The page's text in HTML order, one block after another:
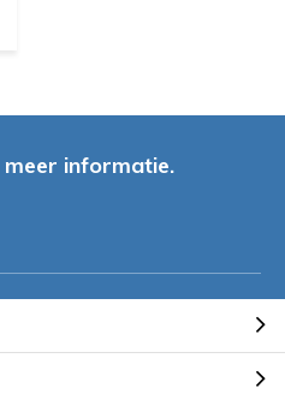
informatie.